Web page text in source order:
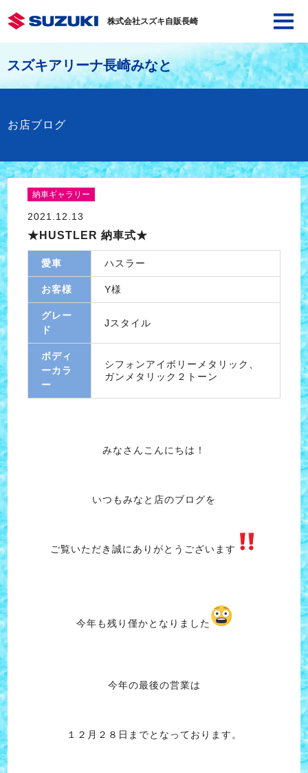
株式会社スズキ自販長崎
スズキアリーナ長崎みなと
お店ブログ
納車ギャラリー
2021.12.13
★HUSTLER 納車式★
愛車 ハスラー
お客様 Y様
グレー
ド
Jスタイル
ボディ
ーカラ
ー
シフォンアイボリーメタリック、
ガンメタリック２トーン
みなさんこんにちは！
いつもみなと店のブログを
ご覧いただき誠にありがとうございます
今年も残り僅かとなりました
今年の最後の営業は
１２月２８日までとなっております。